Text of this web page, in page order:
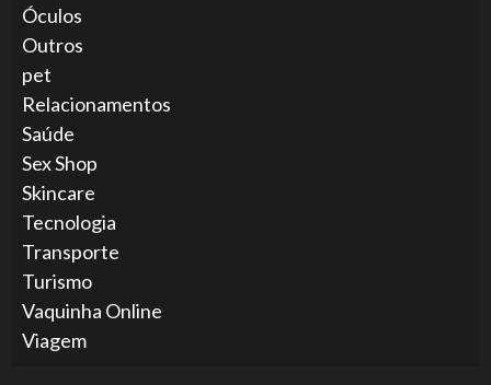
Óculos
Outros
pet
Relacionamentos
Saúde
Sex Shop
Skincare
Tecnologia
Transporte
Turismo
Vaquinha Online
Viagem